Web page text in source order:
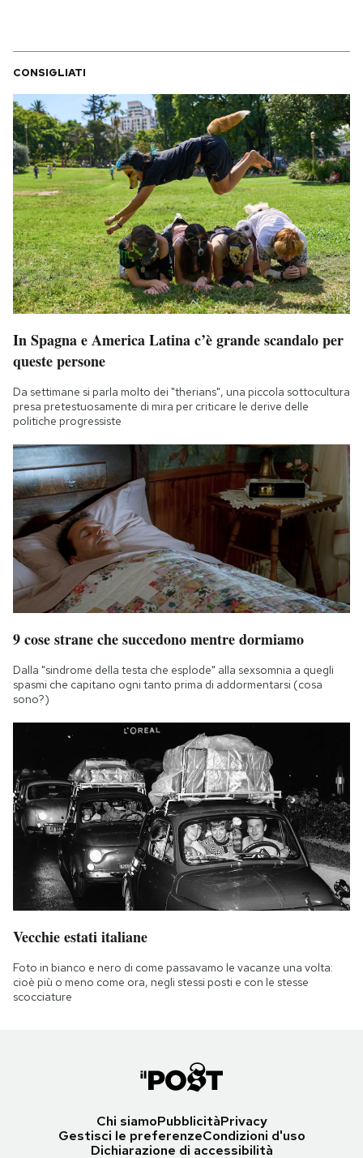
CONSIGLIATI
In Spagna e America Latina c’è grande scandalo per
queste persone
Da settimane si parla molto dei "therians", una piccola sottocultura
presa pretestuosamente di mira per criticare le derive delle
politiche progressiste
9 cose strane che succedono mentre dormiamo
Dalla "sindrome della testa che esplode" alla sexsomnia a quegli
spasmi che capitano ogni tanto prima di addormentarsi (cosa
sono?)
Vecchie estati italiane
Foto in bianco e nero di come passavamo le vacanze una volta:
cioè più o meno come ora, negli stessi posti e con le stesse
scocciature
Chi siamoPubblicitàPrivacy
Gestisci le preferenzeCondizioni d'uso
Dichiarazione di accessibilità